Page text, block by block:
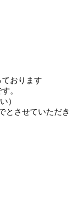
おります
。
）
とさせていただき